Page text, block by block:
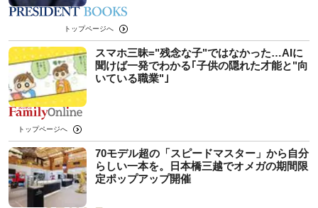
トップページへ
スマホ三昧="残念な子"ではなかった…AIに
聞けば一発でわかる｢子供の隠れた才能と"向
いている職業"｣
トップページへ
70モデル超の「スピードマスター」から自分
らしい一本を。日本橋三越でオメガの期間限
定ポップアップ開催